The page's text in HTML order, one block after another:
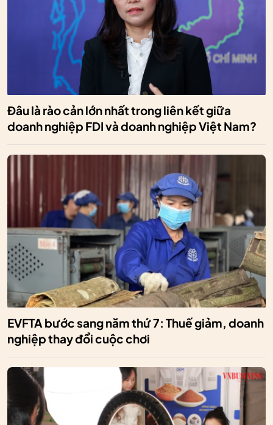
Đâu là rào cản lớn nhất trong liên kết giữa
doanh nghiệp FDI và doanh nghiệp Việt Nam?
EVFTA bước sang năm thứ 7: Thuế giảm, doanh
nghiệp thay đổi cuộc chơi